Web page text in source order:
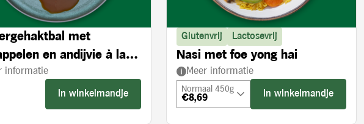
met
en andijvie à la
informatie
prijs:
In winkelmandje
Glutenvrij Lactosevrij
Nasi met foe yong hai
Meer informatie
Normaal 450g
€8,69 In winkelmandje